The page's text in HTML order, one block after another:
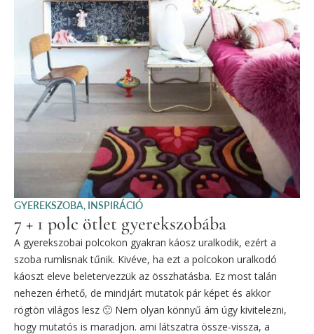
GYEREKSZOBA, INSPIRÁCIÓ
7 + 1 polc ötlet gyerekszobába
A gyerekszobai polcokon gyakran káosz uralkodik, ezért a
szoba rumlisnak tűnik. Kivéve, ha ezt a polcokon uralkodó
káoszt eleve beletervezzük az összhatásba. Ez most talán
nehezen érhető, de mindjárt mutatok pár képet és akkor
rögtön világos lesz 🙂 Nem olyan könnyű ám úgy kivitelezni,
hogy mutatós is maradjon. ami látszatra össze-vissza, a